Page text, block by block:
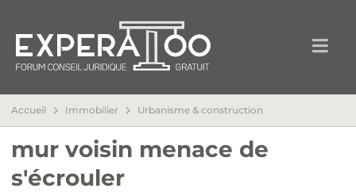
Accueil Immobilier Urbanisme & construction
mur voisin menace de
s'écrouler